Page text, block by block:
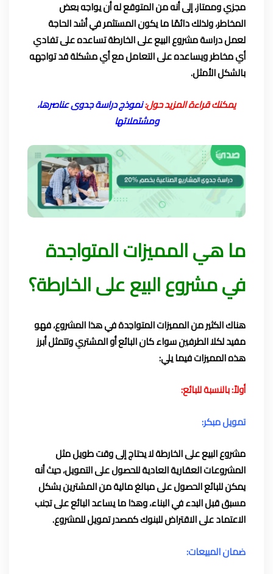
مجزي وممتاز، إلى أنه من المتوقع له أن يواجه بعض
المخاطر، ولذلك دائمًا ما يكون المستثمر في أشد الحاجة
لعمل دراسة مشروع البيع على الخارطة تساعده على تفادي
أي مخاطر ويساعده على التعامل مع أي مشكلة قد تواجهه
بالشكل الأمثل.
يمكنك قراءة المزيد حول:نموذج دراسة جدوى عناصرها،
ومشتملاتها
ما هي المميزات المتواجدة
في مشروع البيع على الخارطة؟
هناك الكثير من المميزات المتواجدة في هذا المشروع، فهو
مفيد لكلا الطرفين سواء كان البائع أو المشتري وتتمثل أبرز
هذه المميزات فيما يلي:
أولاً: بالنسبة للبائع:
تمويل مبكر:
مشروع البيع على الخارطة لا يحتاج إلى وقت طويل مثل
المشروعات العقارية العادية للحصول على التمويل، حيث أنه
يمكن للبائع الحصول على مبالغ مالية من المشترين بشكل
مسبق قبل البدء في البناء، وهذا ما يساعد البائع على تجنب
الاعتماد على الاقتراض للبنوك كمصدر تمويل للمشروع.
ضمان المبيعات: